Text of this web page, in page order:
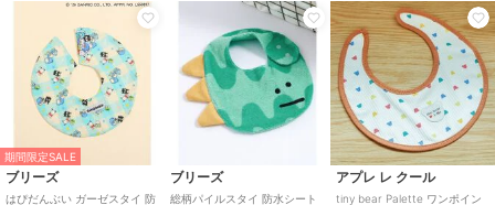
期間限定SALE
ブリーズ
はぴだんぶい ガーゼスタイ 防
ブリーズ
総柄パイルスタイ 防水シート
アプレ レ クール
tiny bear Palette ワンポイン